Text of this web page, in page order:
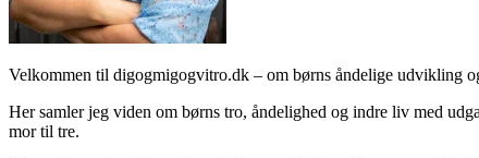
Velkommen til digogmigogvitro.dk – om børns åndelige udvikling
Her samler jeg viden om børns tro, åndelighed og indre liv med
mor til tre.